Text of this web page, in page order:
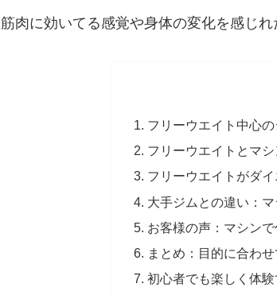
筋肉に効いてる感覚や身体の変化を感じれ
フリーウエイト中心
フリーウエイトとマ
フリーウエイトがダ
大手ジムとの違い：
お客様の声：マシン
まとめ：目的に合わ
初心者でも楽しく体